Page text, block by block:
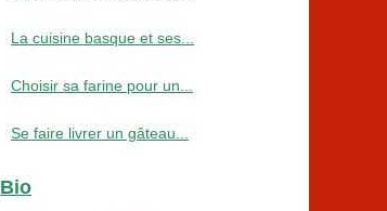
La cuisine basque et ses...
Choisir sa farine pour un...
Se faire livrer un gâteau...
Bio